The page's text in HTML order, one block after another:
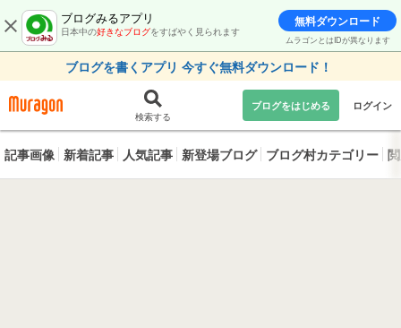
ブログみるアプリ
日本中の好きなブログをすばやく見られます
無料ダウンロード
ムラゴンとはIDが異なります
ブログを書くアプリ 今すぐ無料ダウンロード！
検索する
ブログをはじめる ログイン
記事画像 新着記事 人気記事 新登場ブログ ブログ村カテゴリー